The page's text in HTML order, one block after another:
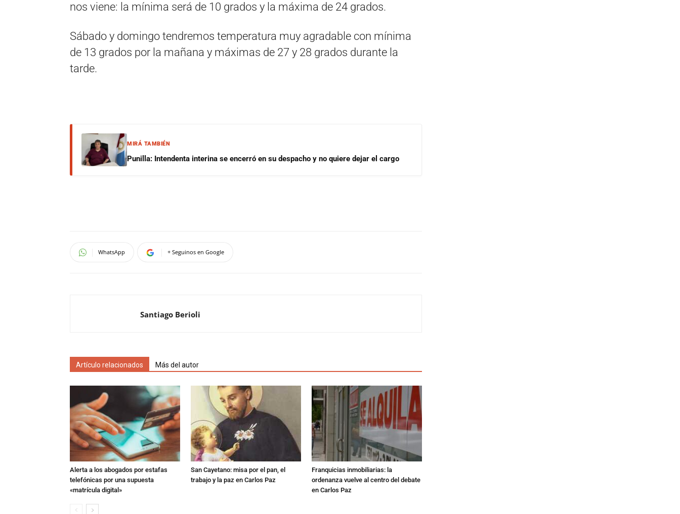
nos viene: la mínima será de 10 grados y la máxima de 24 grados.
Sábado y domingo tendremos temperatura muy agradable con mínima
de 13 grados por la mañana y máximas de 27 y 28 grados durante la
tarde.
MIRÁ TAMBIÉN
Punilla: Intendenta interina se encerró en su despacho y no quiere dejar el cargo
WhatsApp + Seguinos en Google
Santiago Berioli
Artículo relacionados Más del autor
Alerta a los abogados por estafas
telefónicas por una supuesta
«matrícula digital»
San Cayetano: misa por el pan, el
trabajo y la paz en Carlos Paz
Franquicias inmobiliarias: la
ordenanza vuelve al centro del debate
en Carlos Paz